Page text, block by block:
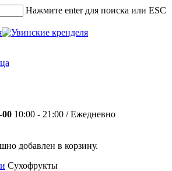
Нажмите enter для поиска или ESC
00 10:00 - 21:00 / Eжедневно
добавлен в корзину.
Сухофрукты